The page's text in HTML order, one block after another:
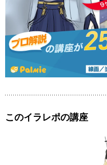
このイラレポの講座